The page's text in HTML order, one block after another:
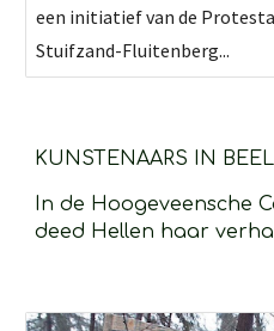
een initiatief van de
Stuifzand-Fluitenberg...
KUNSTENAARS IN
In de Hoogeveensche
deed Hellen haar